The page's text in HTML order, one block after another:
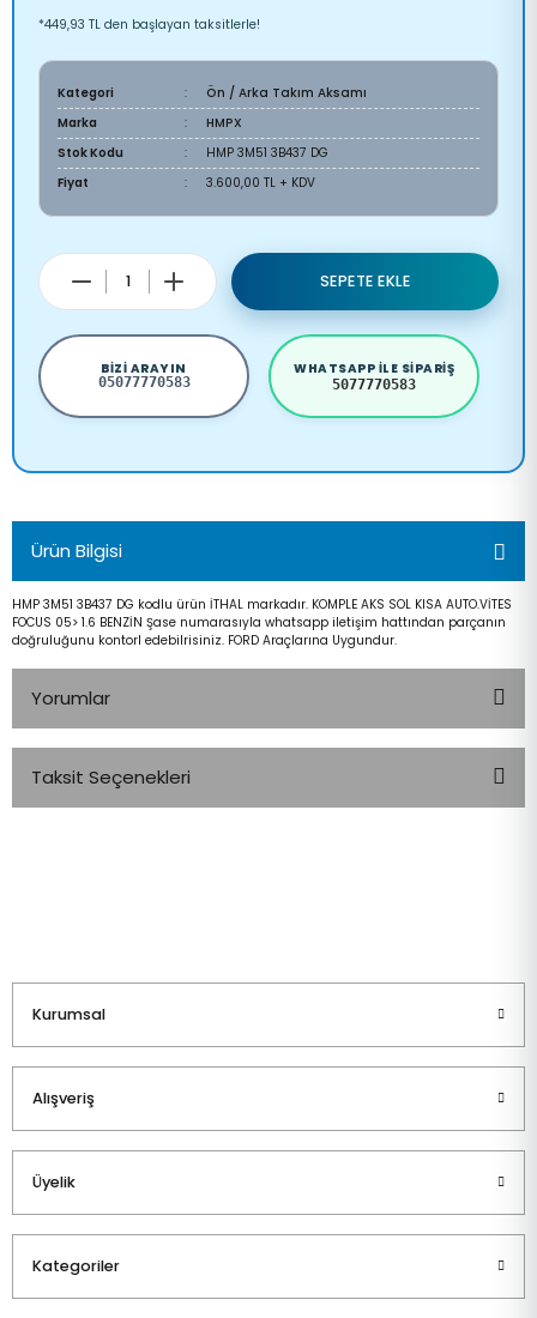
*449,93 TL den başlayan taksitlerle!
Kategori
Ön / Arka Takım Aksamı
Marka
HMPX
Stok Kodu
HMP 3M51 3B437 DG
Fiyat
3.600,00 TL + KDV
SEPETE EKLE
BIZI ARAYIN
05077770583
WHATSAPP ILE SIPARIŞ
5077770583
Ürün Bilgisi
HMP 3M51 3B437 DG kodlu ürün İTHAL markadır. KOMPLE AKS SOL KISA AUTO.VİTES
FOCUS 05> 1.6 BENZİN Şase numarasıyla whatsapp iletişim hattından parçanın
doğruluğunu kontorl edebilrisiniz. FORD Araçlarına Uygundur.
Yorumlar
Taksit Seçenekleri
Kurumsal
Alışveriş
Üyelik
Kategoriler